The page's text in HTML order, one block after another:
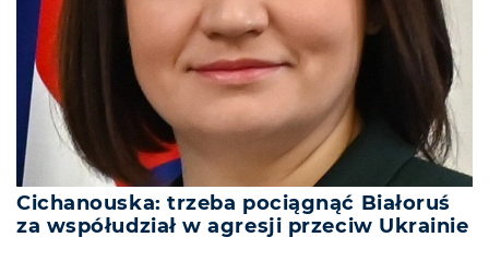
Cichanouska: trzeba pociągnąć Białoruś
za współudział w agresji przeciw Ukrainie